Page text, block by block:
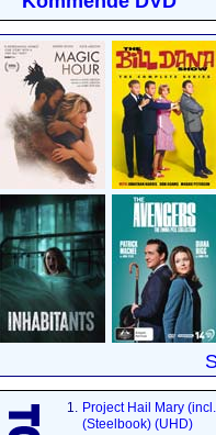
og naturens vrede slippes løs.
Læs mere her....
1. Project Hail Mary
(Steelbook) (UHD)